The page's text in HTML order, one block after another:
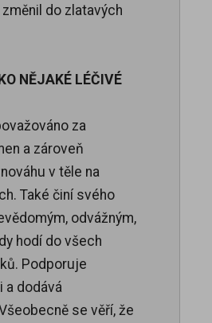
do zlatavých
NĚJAKÉ LÉČIVÉ
za
a zároveň
v těle na
Také činí svého
odvážným,
hodí do všech
Podporuje
a dodává
se věří, že